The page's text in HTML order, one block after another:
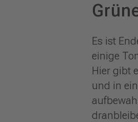
Es ist
einige
Hier gibt
und in